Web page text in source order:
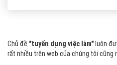
Chủ đề "tuyển dụng việc làm" luôn
rất nhiều trên web của chúng tôi cũng